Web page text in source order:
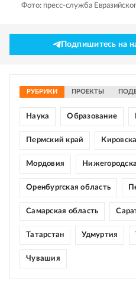
Фото: пресс-служба
Подпишитесь на
РУБРИКИ ПРОЕКТЫ
Наука Образование
Пермский край
Мордовия
Оренбургская область
Самарская область
Татарстан Удмуртия
Чувашия